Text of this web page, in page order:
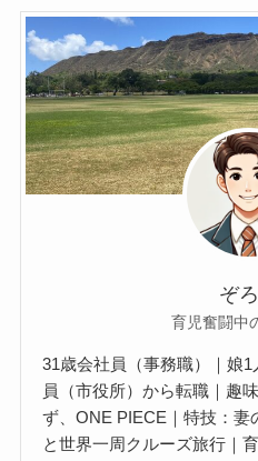
ぞ
育児奮闘中
31歳会社員（事務職）｜娘
員（市役所）から転職｜趣
ず、ONE PIECE｜特技：妻
と世界一周クルーズ旅行｜